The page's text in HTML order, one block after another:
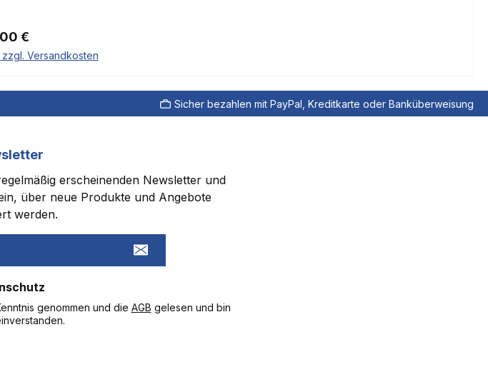
Preis:
€
Versandkosten
Sicher bezahlen mit PayPal, Kreditkarte oder Banküberweisung
erscheinenden Newsletter und
über neue Produkte und Angebote
werden.
genommen und die AGB gelesen und bin